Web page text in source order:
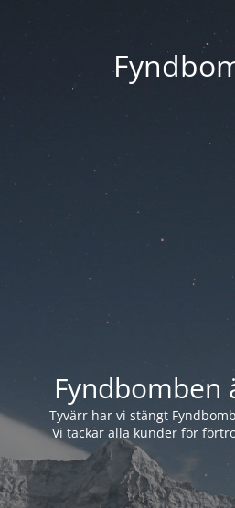
Fyndbomben
Tyvärr har vi stängt
Vi tackar alla kunder för